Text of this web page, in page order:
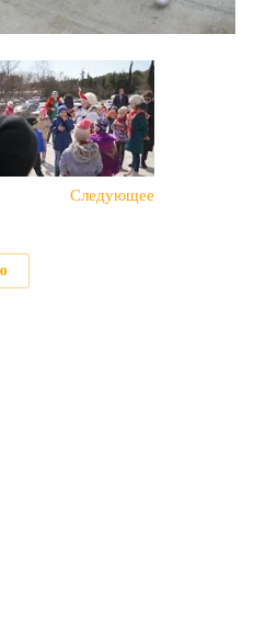
Следующее